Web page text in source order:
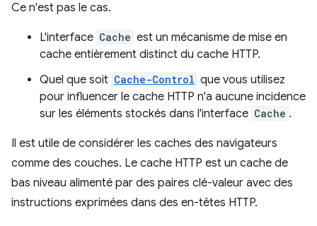
Ce n'est pas le cas.
L'interface Cache est un mécanisme de mise en
cache entièrement distinct du cache HTTP.
Quel que soit Cache-Control que vous utilisez
pour influencer le cache HTTP n'a aucune incidence
sur les éléments stockés dans l'interface Cache .
Il est utile de considérer les caches des navigateurs
comme des couches. Le cache HTTP est un cache de
bas niveau alimenté par des paires clé-valeur avec des
instructions exprimées dans des en-têtes HTTP.